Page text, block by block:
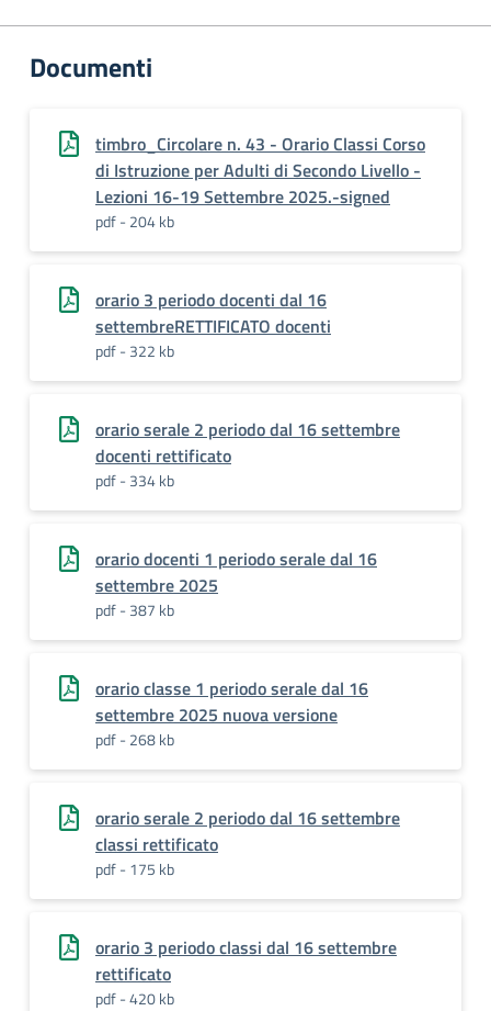
Documenti
timbro_Circolare n. 43 - Orario Classi Corso
di Istruzione per Adulti di Secondo Livello -
Lezioni 16-19 Settembre 2025.-signed
pdf - 204 kb
orario 3 periodo docenti dal 16
settembreRETTIFICATO docenti
pdf - 322 kb
orario serale 2 periodo dal 16 settembre
docenti rettificato
pdf - 334 kb
orario docenti 1 periodo serale dal 16
settembre 2025
pdf - 387 kb
orario classe 1 periodo serale dal 16
settembre 2025 nuova versione
pdf - 268 kb
orario serale 2 periodo dal 16 settembre
classi rettificato
pdf - 175 kb
orario 3 periodo classi dal 16 settembre
rettificato
pdf - 420 kb